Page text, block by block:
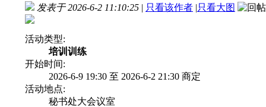
发表于 2026-6-2 11:10:25 | 只看该作者 |只看大图
活动类型:
培训训练
开始时间:
2026-6-9 19:30 至 2026-6-2 21:30 商定
活动地点:
秘书处大会议室